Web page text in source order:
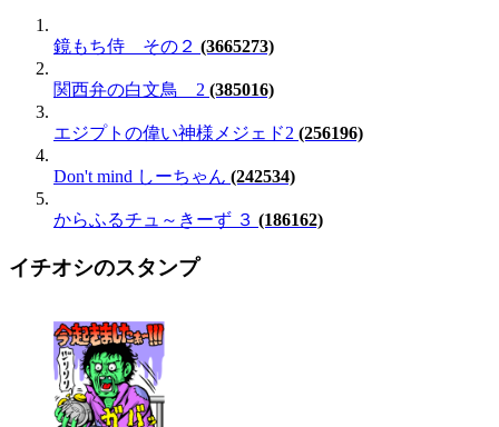
鏡もち侍 その２ (3665273)
関西弁の白文鳥 2 (385016)
エジプトの偉い神様メジェド2 (256196)
Don't mind しーちゃん (242534)
からふるチュ～きーず ３ (186162)
イチオシのスタンプ